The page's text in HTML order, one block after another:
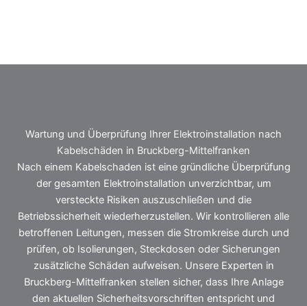
Wartung und Überprüfung Ihrer Elektroinstallation nach
Kabelschäden in Bruckberg-Mittelfranken
Nach einem Kabelschaden ist eine gründliche Überprüfung
der gesamten Elektroinstallation unverzichtbar, um
versteckte Risiken auszuschließen und die
Betriebssicherheit wiederherzustellen. Wir kontrollieren alle
betroffenen Leitungen, messen die Stromkreise durch und
prüfen, ob Isolierungen, Steckdosen oder Sicherungen
zusätzliche Schäden aufweisen. Unsere Experten in
Bruckberg-Mittelfranken stellen sicher, dass Ihre Anlage
den aktuellen Sicherheitsvorschriften entspricht und